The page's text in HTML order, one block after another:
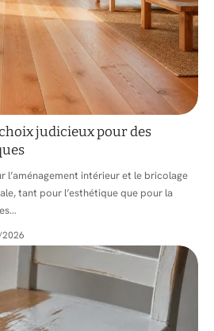
judicieux pour des
l’aménagement intérieur et le bricolage
tant pour l’esthétique que pour la
…